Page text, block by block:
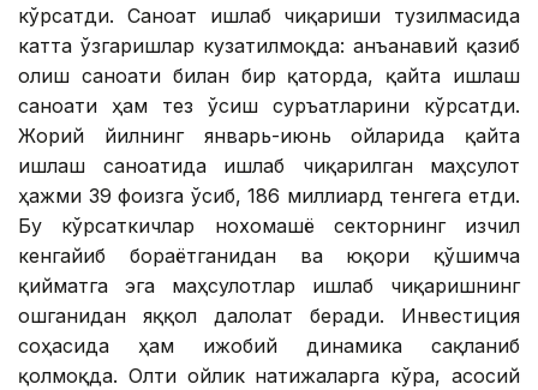
кўрсатди. Саноат ишлаб чиқариши тузилмасида
катта ўзгаришлар кузатилмоқда: анъанавий қазиб
олиш саноати билан бир қаторда, қайта ишлаш
саноати ҳам тез ўсиш суръатларини кўрсатди.
Жорий йилнинг январь-июнь ойларида қайта
ишлаш саноатида ишлаб чиқарилган маҳсулот
ҳажми 39 фоизга ўсиб, 186 миллиард тенгега етди.
Бу кўрсаткичлар нохомашё секторнинг изчил
кенгайиб бораётганидан ва юқори қўшимча
қийматга эга маҳсулотлар ишлаб чиқаришнинг
ошганидан яққол далолат беради. Инвестиция
соҳасида ҳам ижобий динамика сақланиб
қолмоқда. Олти ойлик натижаларга кўра, асосий